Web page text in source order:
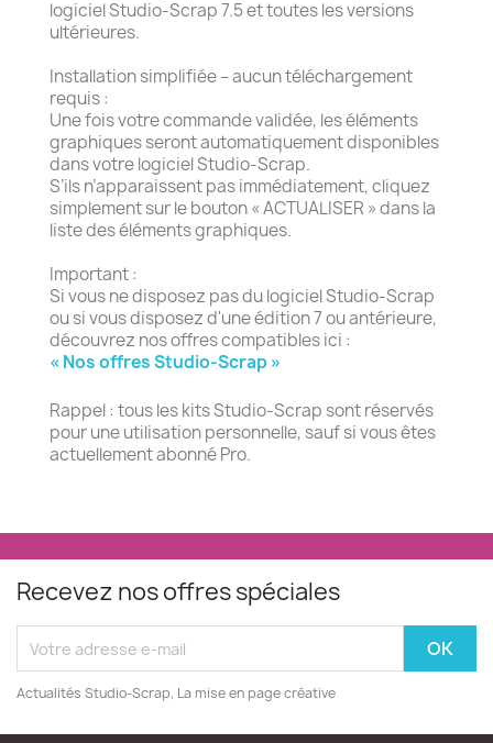
logiciel Studio-Scrap 7.5 et toutes les versions
ultérieures.
Installation simplifiée – aucun téléchargement
requis :
Une fois votre commande validée, les éléments
graphiques seront automatiquement disponibles
dans votre logiciel Studio-Scrap.
S’ils n’apparaissent pas immédiatement, cliquez
simplement sur le bouton « ACTUALISER » dans la
liste des éléments graphiques.
Important :
Si vous ne disposez pas du logiciel Studio-Scrap
ou si vous disposez d'une édition 7 ou antérieure,
découvrez nos offres compatibles ici :
« Nos offres Studio-Scrap »
Rappel : tous les kits Studio-Scrap sont réservés
pour une utilisation personnelle, sauf si vous êtes
actuellement abonné Pro.
Recevez nos offres spéciales
Actualités Studio-Scrap, La mise en page créative